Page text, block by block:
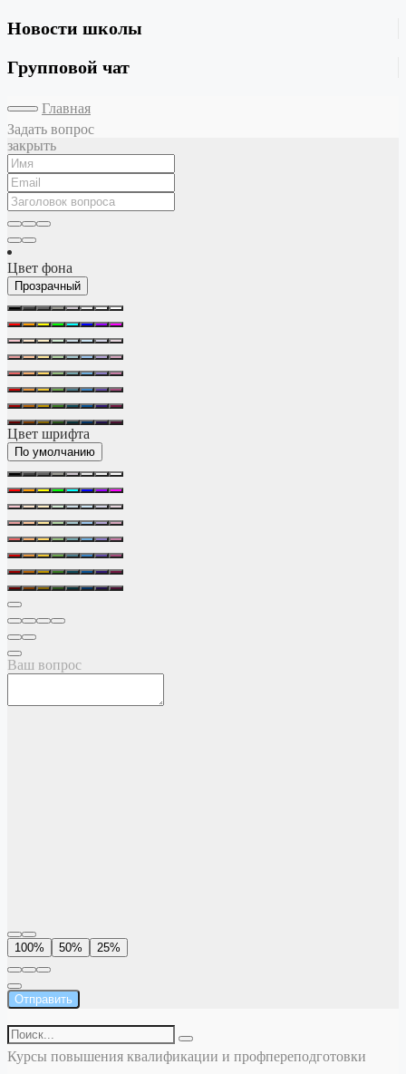
Новости школы
Групповой чат
Главная
Задать вопрос
закрыть
Цвет фона
Прозрачный
Цвет шрифта
По умолчанию
Ваш вопрос
100% 50% 25%
Отправить
Курсы повышения квалификации и профпереподготовки